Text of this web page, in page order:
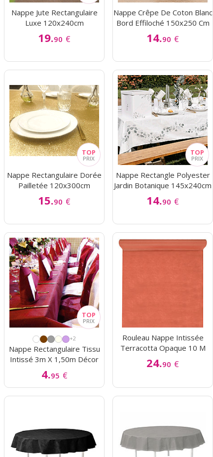
Nappe Jute Rectangulaire
Luxe 120x240cm
19.90 €
Nappe Crêpe De Coton Blanc
Bord Effiloché 150x250 Cm
14.90 €
Nappe Rectangulaire Dorée
Pailletée 120x300cm
15.90 €
Nappe Rectangle Polyester
Jardin Botanique 145x240cm
14.90 €
+2
Nappe Rectangulaire Tissu
Intissé 3m X 1,50m Décor
4.95 €
Rouleau Nappe Intissée
Terracotta Opaque 10 M
24.90 €